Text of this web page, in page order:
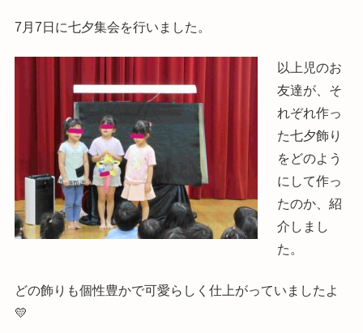
7月7日に七夕集会を行いました。
以上児のお
友達が、そ
れぞれ作っ
た七夕飾り
をどのよう
にして作っ
たのか、紹
介しまし
た。
どの飾りも個性豊かで可愛らしく仕上がっていましたよ
💛